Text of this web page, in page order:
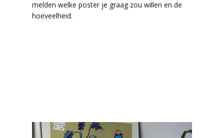
melden welke poster je graag zou willen en de
hoeveelheid.